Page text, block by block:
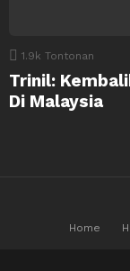
1.9k Tontonan
Trinil:
Di Malaysia
Home